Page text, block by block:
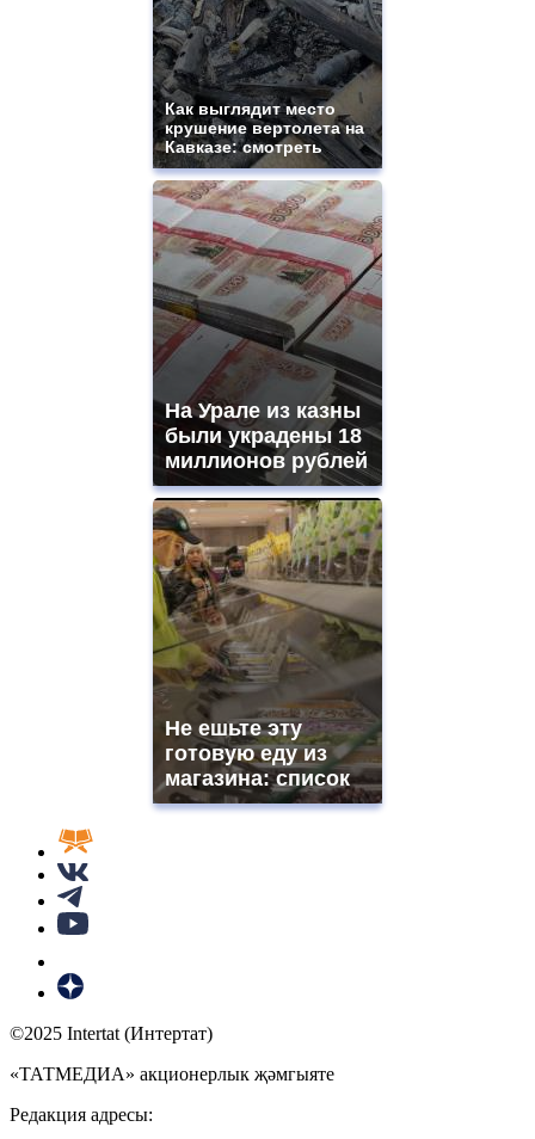
Как выглядит место
крушение вертолета на
Кавказе: смотреть
На Урале из казны
были украдены 18
миллионов рублей
Не ешьте эту
готовую еду из
магазина: список
©2025 Intertat (Интертат)
«ТАТМЕДИА» акционерлык җәмгыяте
Редакция адресы: